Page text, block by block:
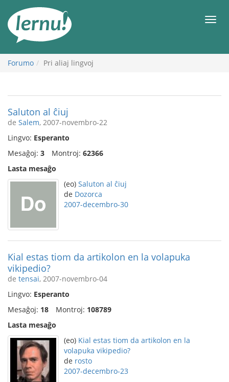
enhavo
Forumo Pri aliaj lingvoj
Saluton al ĉiuj
de Salem, 2007-novembro-22
Lingvo: Esperanto
Mesaĝoj: 3 Montroj: 62366
Lasta mesaĝo
(eo) Saluton al ĉiuj
de Dozorca
2007-decembro-30
Kial estas tiom da artikolon en la volapuka
vikipedio?
de tensai, 2007-novembro-04
Lingvo: Esperanto
Mesaĝoj: 18 Montroj: 108789
Lasta mesaĝo
(eo) Kial estas tiom da artikolon en la
volapuka vikipedio?
de rosto
2007-decembro-23